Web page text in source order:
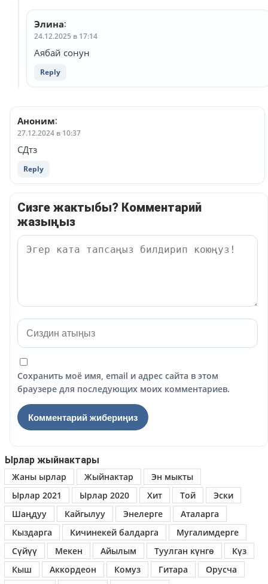
Элина:
24.12.2025 в 17:14
Аябай сонун
Reply
Аноним:
27.12.2024 в 10:37
СДтз
Reply
Сизге жактыбы? Комментарий
жазыңыз
Сохранить моё имя, email и адрес сайта в этом
браузере для последующих моих комментариев.
Ырлар жыйнактары
Жаны ырлар
Жыйнактар
Эн мыкты
Ырлар 2021
Ырлар 2020 Хит Той
Эски
Шаңдуу
Кайгылуу Энелерге
Аталарга
Кыздарга
Кичинекей балдарга
Мугалимдерге
Сүйүү
Мекен Айылым Туулган күнгө
Күз
Кыш
Аккордеон Комуз Гитара
Орусча